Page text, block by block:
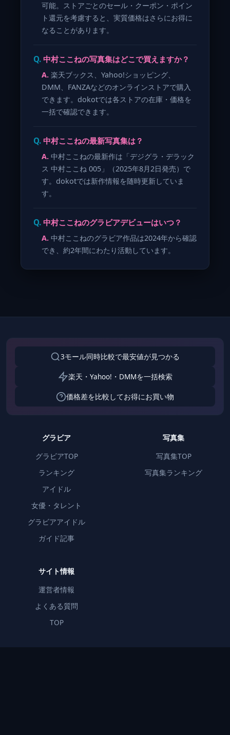
可能。ストアごとのセール・クーポン・ポイン
ト還元を考慮すると、実質価格はさらにお得に
なることがあります。
中村ここねの写真集はどこで買えますか？
楽天ブックス、Yahoo!ショッピング、
DMM、FANZAなどのオンラインストアで購入
できます。dokotでは各ストアの在庫・価格を
一括で確認できます。
中村ここねの最新写真集は？
中村ここねの最新作は「デジグラ・デラック
ス 中村ここね 005」（2025年8月2日発売）で
す。dokotでは新作情報を随時更新していま
す。
中村ここねのグラビアデビューはいつ？
中村ここねのグラビア作品は2024年から確認
でき、約2年間にわたり活動しています。
3モール同時比較で最安値が見つかる
楽天・Yahoo!・DMMを一括検索
価格差を比較してお得にお買い物
グラビア
グラビアTOP
ランキング
アイドル
女優・タレント
グラビアアイドル
ガイド記事
写真集
写真集TOP
写真集ランキング
サイト情報
運営者情報
よくある質問
TOP